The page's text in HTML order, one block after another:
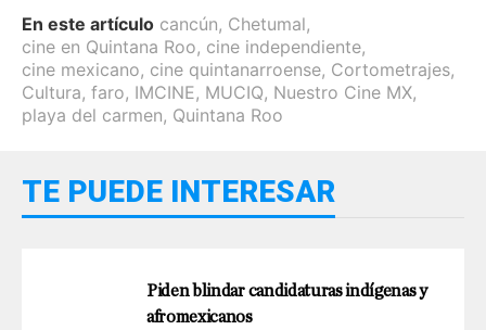
En este artículo cancún, Chetumal,
cine en Quintana Roo, cine independiente,
cine mexicano, cine quintanarroense, Cortometrajes,
Cultura, faro, IMCINE, MUCIQ, Nuestro Cine MX,
playa del carmen, Quintana Roo
TE PUEDE INTERESAR
Piden blindar candidaturas indígenas y
afromexicanos